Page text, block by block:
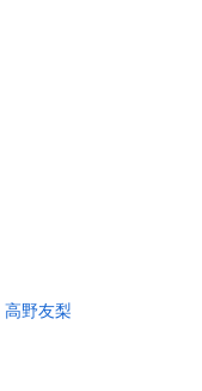
高野友梨